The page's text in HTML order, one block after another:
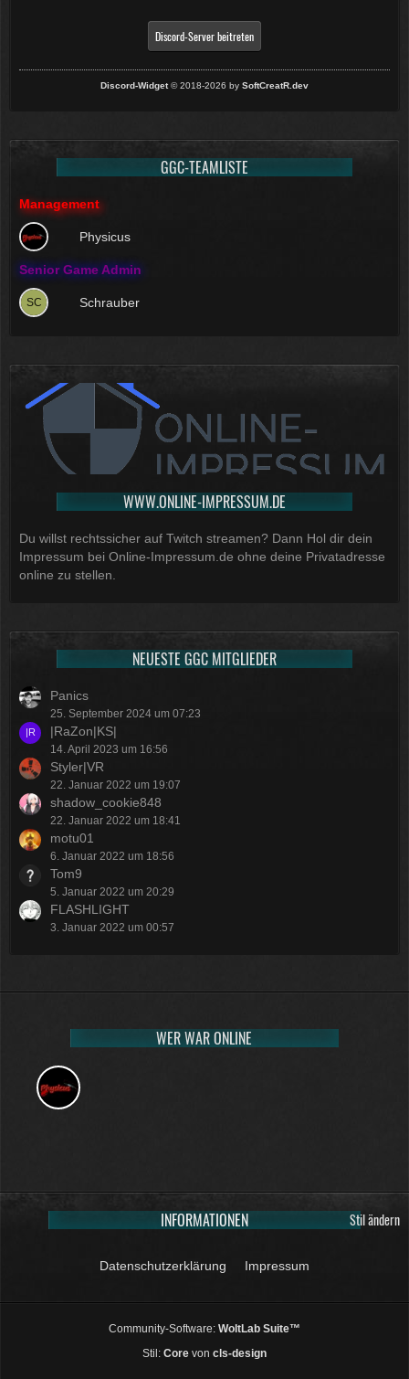
Discord-Server beitreten
Discord-Widget© 2018-2026 by SoftCreatR.dev
GGC-TEAMLISTE
Management
Physicus
Senior Game Admin
Schrauber
WWW.ONLINE-IMPRESSUM.DE
Du willst rechtssicher auf Twitch streamen? Dann Hol dir dein
Impressum bei Online-Impressum.de ohne deine Privatadresse
online zu stellen.
NEUESTE GGC MITGLIEDER
Panics
25. September 2024 um 07:23
|RaZon|KS|
14. April 2023 um 16:56
Styler|VR
22. Januar 2022 um 19:07
shadow_cookie848
22. Januar 2022 um 18:41
motu01
6. Januar 2022 um 18:56
Tom9
5. Januar 2022 um 20:29
FLASHLIGHT
3. Januar 2022 um 00:57
WER WAR ONLINE
Stil ändern
INFORMATIONEN
Datenschutzerklärung Impressum
Community-Software: WoltLab Suite™
Stil: Core von cls-design